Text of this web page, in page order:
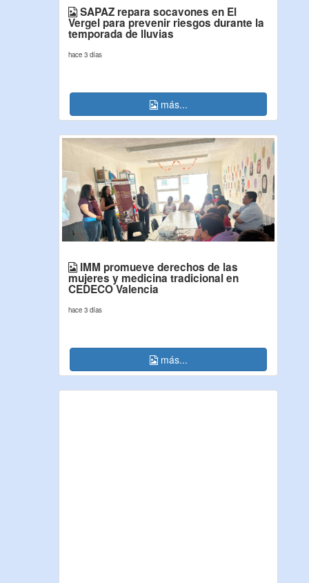
SAPAZ repara socavones en El
Vergel para prevenir riesgos durante la
temporada de lluvias
hace 3 días
más...
IMM promueve derechos de las
mujeres y medicina tradicional en
CEDECO Valencia
hace 3 días
más...